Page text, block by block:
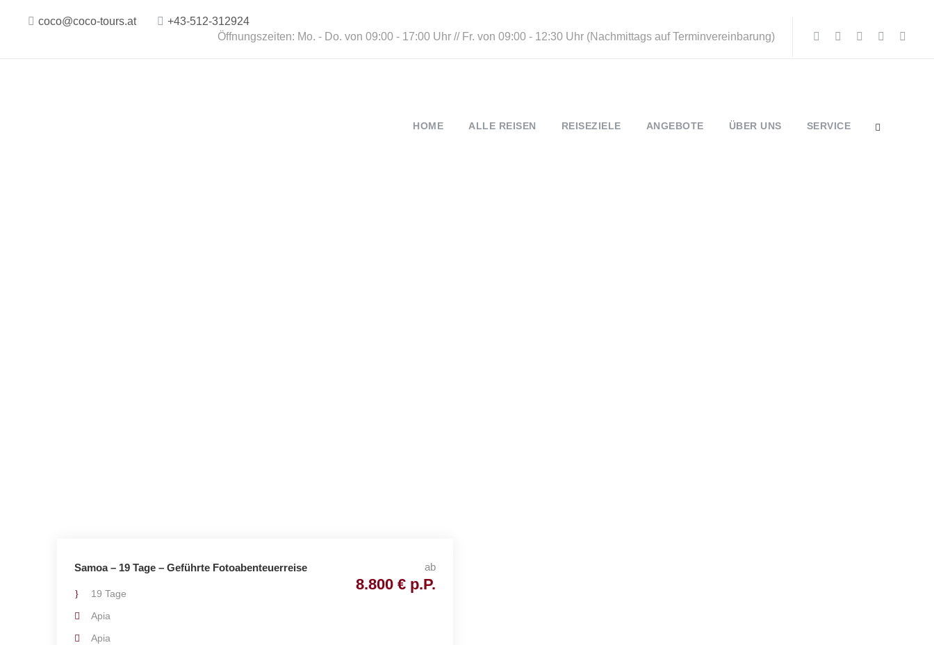
coco@coco-tours.at
+43-512-312924
Öffnungszeiten: Mo. - Do. von 09:00 - 17:00 Uhr // Fr. von 09:00 - 12:30 Uhr (Nachmittags auf Terminvereinbarung)
HOME ALLE REISEN REISEZIELE ANGEBOTE ÜBER UNS SERVICE
Samoa – 19 Tage – Geführte Fotoabenteuerreise ab
8.800 € p.P.
19 Tage
Apia
Apia